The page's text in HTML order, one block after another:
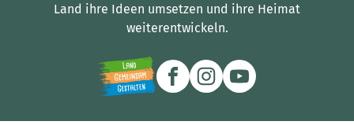
Land ihre Ideen umsetzen und ihre Heimat
weiterentwickeln.